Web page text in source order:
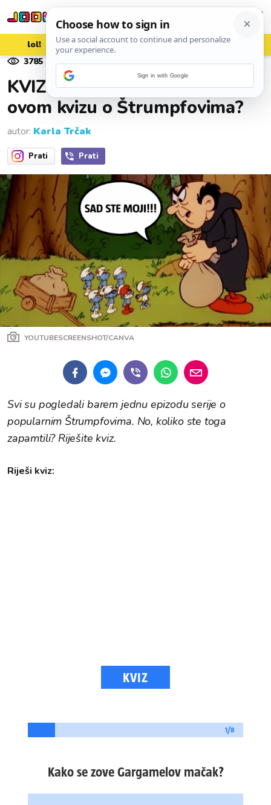
lol! aww vrh!
woot?!
3785 pregleda 06. srpnja 2026.
KVIZ: Možete li dobiti 8/8 na
ovom kvizu o Štrumpfovima?
autor: Karla Trčak
Prati Prati
YOUTUBESCREENSHOT/CANVA
Svi su pogledali barem jednu epizodu serije o
popularnim Štrumpfovima. No, koliko ste toga
zapamtili? Riješite kviz.
Riješi kviz:
KVIZ
1/8
Kako se zove Gargamelov mačak?
Sign in with Google